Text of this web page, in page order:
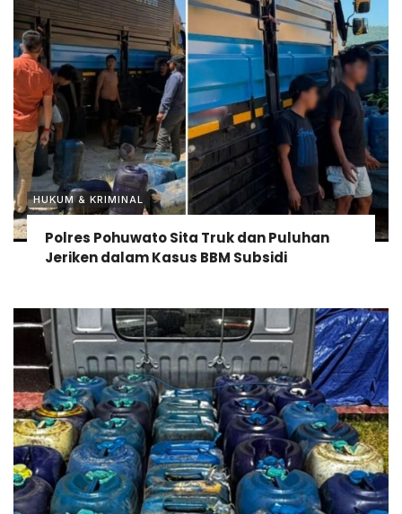
HUKUM & KRIMINAL
Polres Pohuwato Sita Truk dan Puluhan
Jeriken dalam Kasus BBM Subsidi